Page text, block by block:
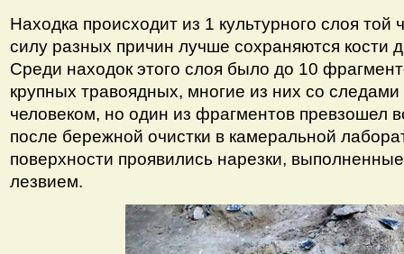
Находка происходит из 1 культурного слоя той
силу разных причин лучше сохраняются кости
Среди находок этого слоя было до 10
крупных травоядных, многие из них со
человеком, но один из фрагментов превзошел
после бережной очистки в камеральной
поверхности проявились нарезки,
лезвием.